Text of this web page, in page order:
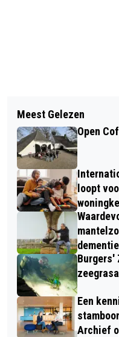
KONINKLIJKE
NERMIN CINGÖZ
RIJNSTATE
COLLEGETOUR
ZORG
Meest Gelezen
Open
loopt
dementie
Burgers'
Een
Archief